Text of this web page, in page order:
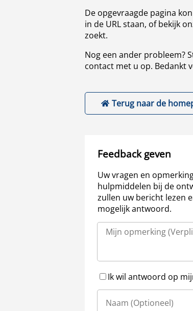
De opgevraagde pagina
in de URL staan, of bekijk
zoekt.
Nog een ander probleem?
contact met u op. Bedankt
Terug naar de
Feedback geven
Uw vragen en
hulpmiddelen bij de
zullen uw bericht lezen
mogelijk antwoord.
Ik wil antwoord op